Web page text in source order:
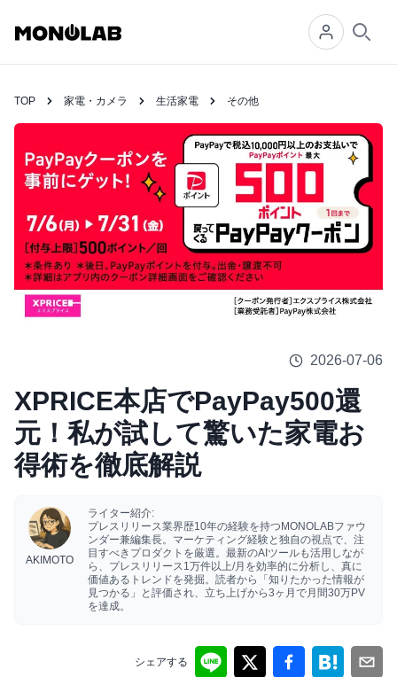
TOP 家電・カメラ 生活家電 その他
2026-07-06
XPRICE本店でPayPay500還
元！私が試して驚いた家電お
得術を徹底解説
AKIMOTO
ライター紹介:
プレスリリース業界歴10年の経験を持つMONOLABファウ
ンダー兼編集長。マーケティング経験と独自の視点で、注
目すべきプロダクトを厳選。最新のAIツールも活用しなが
ら、プレスリリース1万件以上/月を効率的に分析し、真に
価値あるトレンドを発掘。読者から「知りたかった情報が
見つかる」と評価され、立ち上げから3ヶ月で月間30万PV
を達成。
シェアする